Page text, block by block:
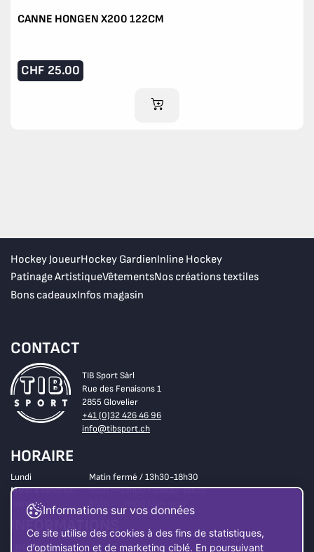
CANNE HONGEN X200 122CM
CHF 25.00
AJOUTER AU PANIER
Hockey JoueurHockey GardienInline Hockey
Patinage ArtistiqueVêtementsNos créations textiles
Bons cadeauxInfos magasin
CONTACT
TIB Sport Sàrl
Rue des Fenaisons 1
2855 Glovelier
+41 (0)32 426 46 96
info@tibsport.ch
HORAIRE
Lundi
Matin fermé / 13h30-18h30
Mardi à vendredi
8h30 – 12h00 / 13h30-18h30
Samedi
8h30 – 16h00 Non-stop
INFORMATIONS
Magasin
Informations sur vos données
Ce site utilise des cookies à des fins de statistiques,
d’optimisation et de marketing ciblé. En poursuivant